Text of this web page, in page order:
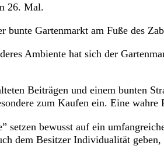
26. Mal.
bunte Gartenmarkt am Fuße des
Ambiente hat sich der
Beiträgen und einem bunten
zum Kaufen ein. Eine
setzen bewusst auf ein
dem Besitzer Individualität